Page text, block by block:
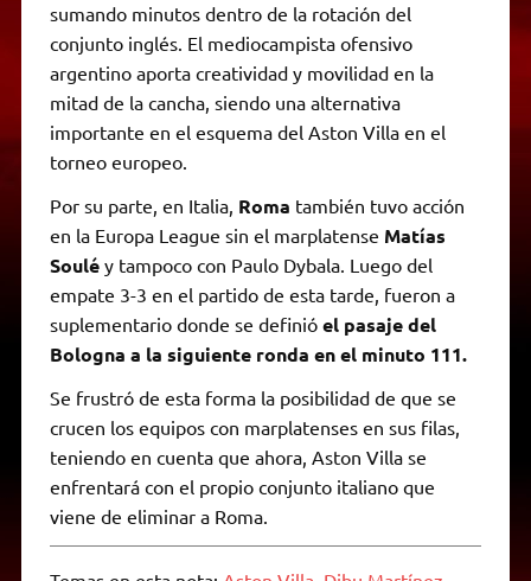
sumando minutos dentro de la rotación del
conjunto inglés. El mediocampista ofensivo
argentino aporta creatividad y movilidad en la
mitad de la cancha, siendo una alternativa
importante en el esquema del Aston Villa en el
torneo europeo.
Por su parte, en Italia, Roma también tuvo acción
en la Europa League sin el marplatense Matías
Souléy tampoco con Paulo Dybala. Luego del
empate 3-3 en el partido de esta tarde, fueron a
suplementario donde se definió el pasaje del
Bologna a la siguiente ronda en el minuto 111.
Se frustró de esta forma la posibilidad de que se
crucen los equipos con marplatenses en sus filas,
teniendo en cuenta que ahora, Aston Villa se
enfrentará con el propio conjunto italiano que
viene de eliminar a Roma.